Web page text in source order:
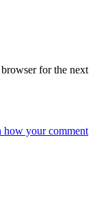
for the next
how your comment